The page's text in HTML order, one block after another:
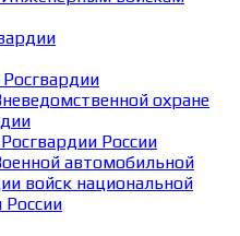
охране
России
автомобильной
войск национальной
России